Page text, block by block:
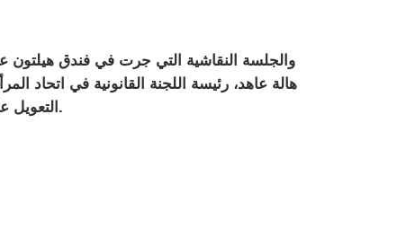
هالة عاهد، رئيسة اللجنة القانونية في اتحاد
التعويل لتوظيف الخبرة في توفير الحماية للنساء.